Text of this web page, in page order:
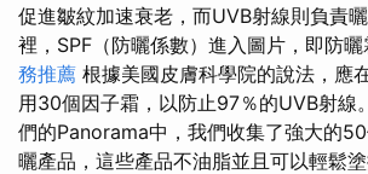
促進皺紋加速衰老，而UVB射線則負責曬
裡，SPF（防曬係數）進入圖片，即防曬
務推薦 根據美國皮膚科學院的說法，應
用30個因子霜，以防止97％的UVB射線
們的Panorama中，我們收集了強大的
曬產品，這些產品不油脂並且可以輕鬆塗